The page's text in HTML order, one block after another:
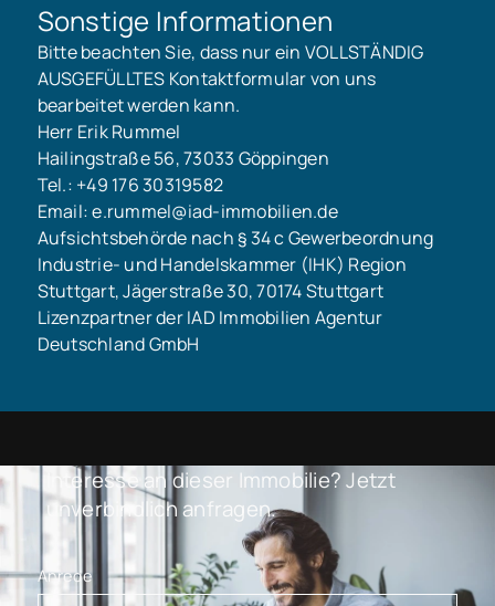
Sonstige Informationen
Bitte beachten Sie, dass nur ein VOLLSTÄNDIG
AUSGEFÜLLTES Kontaktformular von uns
bearbeitet werden kann.
Herr Erik Rummel
Hailingstraße 56, 73033 Göppingen
Tel.: +49 176 30319582
Email: e.rummel@iad-immobilien.de
Aufsichtsbehörde nach § 34 c Gewerbeordnung
Industrie- und Handelskammer (IHK) Region
Stuttgart, Jägerstraße 30, 70174 Stuttgart
Lizenzpartner der IAD Immobilien Agentur
Deutschland GmbH
Interesse an dieser Immobilie? Jetzt
unverbindlich anfragen.
Anrede